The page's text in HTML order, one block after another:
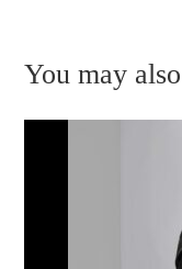
2
You may